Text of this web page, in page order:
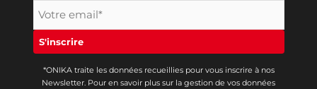
*ONIKA traite les données recueillies pour vous inscrire à nos
Newsletter. Pour en savoir plus sur la gestion de vos données